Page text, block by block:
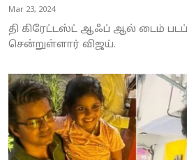
Mar 23, 2024
தி கிரேட்டஸ்ட் ஆஃப் ஆல் டைம்
சென்றுள்ளார் விஜய்.